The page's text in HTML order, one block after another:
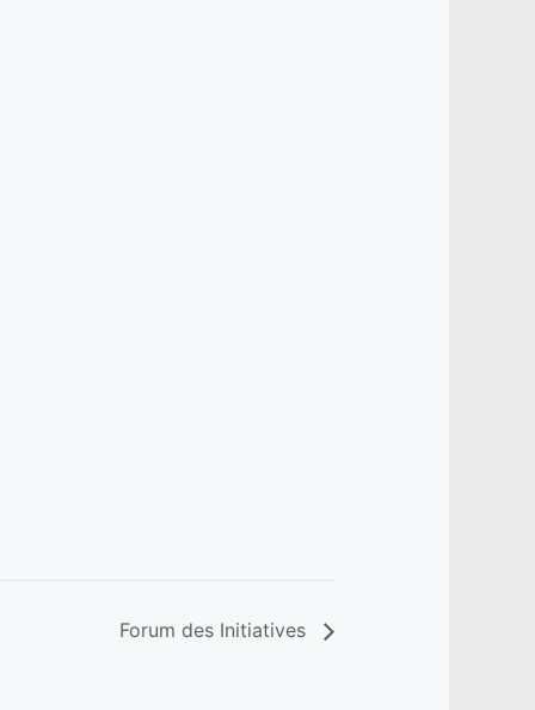
Forum des Initiatives